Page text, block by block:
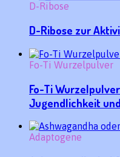
D-Ribose
D-Ribose zur
Fo-Ti Wurzelpulver
Fo-Ti
Jugendlichkeit
Adaptogene